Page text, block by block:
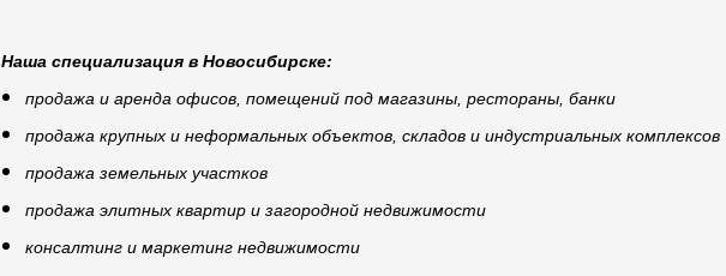
Наша специализация в Новосибирске:
продажа и аренда офисов, помещений под магазины, рестораны, банки
продажа крупных и неформальных объектов, складов и индустриальных комплексов
продажа земельных участков
продажа элитных квартир и загородной недвижимости
консалтинг и маркетинг недвижимости